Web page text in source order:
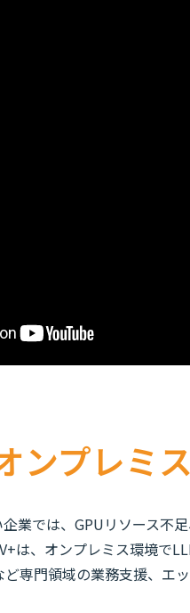
ンプレミ
業では、GPUリソース不
は、オンプレミス環境で
専門領域の業務支援、エ